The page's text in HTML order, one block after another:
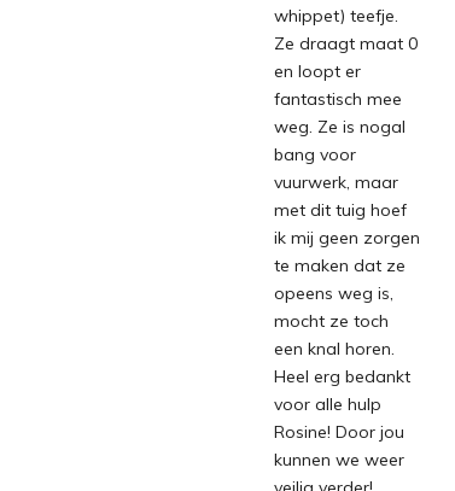
whippet) teefje.
Ze draagt maat 0
en loopt er
fantastisch mee
weg. Ze is nogal
bang voor
vuurwerk, maar
met dit tuig hoef
ik mij geen zorgen
te maken dat ze
opeens weg is,
mocht ze toch
een knal horen.
Heel erg bedankt
voor alle hulp
Rosine! Door jou
kunnen we weer